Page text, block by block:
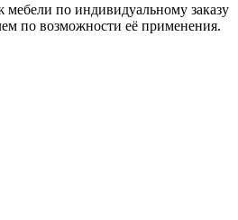
по индивидуальному заказу
по возможности её применения.